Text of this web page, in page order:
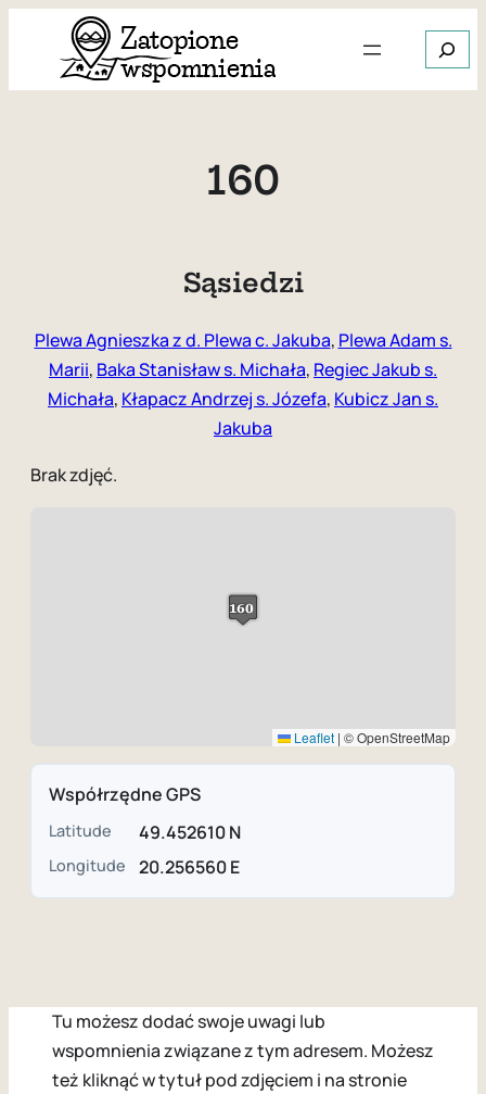
Szukaj
160
Sąsiedzi
Plewa Agnieszka z d. Plewa c. Jakuba, Plewa Adam s.
Marii, Baka Stanisław s. Michała, Regiec Jakub s.
Michała, Kłapacz Andrzej s. Józefa, Kubicz Jan s.
Jakuba
Brak zdjęć.
Leaflet | © OpenStreetMap
Współrzędne GPS
Latitude 49.452610 N
Longitude 20.256560 E
Tu możesz dodać swoje uwagi lub
wspomnienia związane z tym adresem. Możesz
też kliknąć w tytuł pod zdjęciem i na stronie